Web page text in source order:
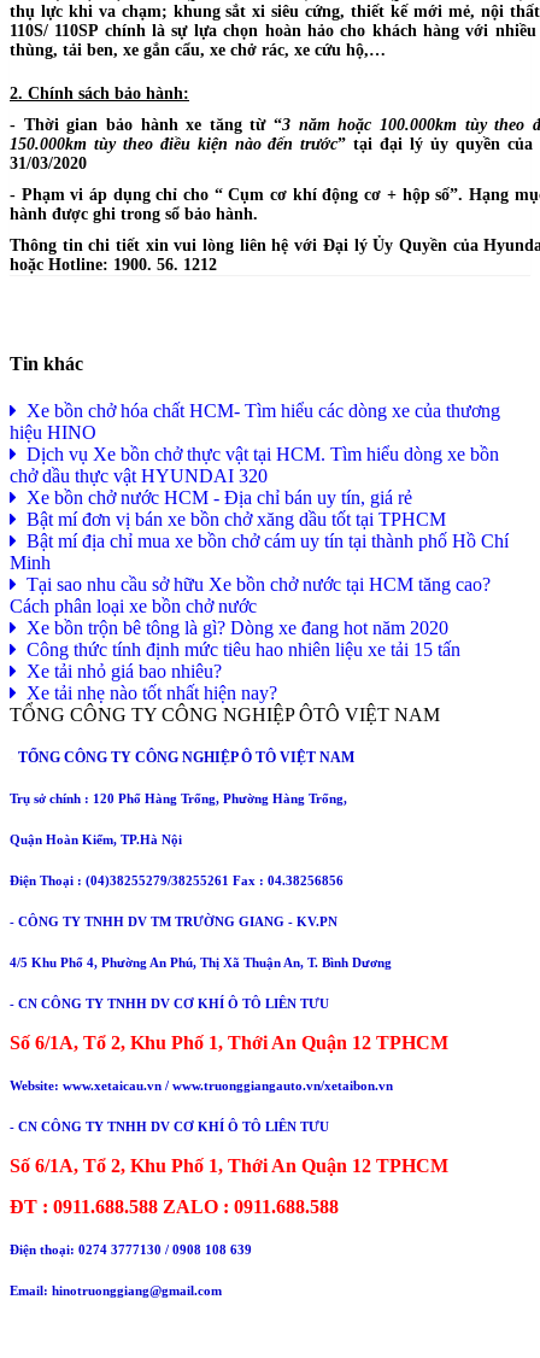
thụ lực khi va chạm; khung sắt xi siêu cứng, thiết kế mới mẻ, nội
110S/ 110SP chính là sự lựa chọn hoàn hảo cho khách hàng với
thùng, tải ben, xe gắn cẩu, xe chở rác, xe cứu hộ,…
2. Chính sách bảo hành:
- Thời gian bảo hành xe tăng từ “3 năm hoặc 100.000km tùy theo
150.000km tùy theo điều kiện nào đến trước” tại đại lý ủy quyền của
31/03/2020
- Phạm vi áp dụng chỉ cho “ Cụm cơ khí động cơ + hộp số”. Hạng
hành được ghi trong sổ bảo hành.
Thông tin chi tiết xin vui lòng liên hệ với Đại lý Ủy Quyền của
hoặc Hotline: 1900. 56. 1212
Tin khác
Xe bồn chở hóa chất HCM- Tìm hiểu các dòng xe của thương
hiệu HINO
Dịch vụ Xe bồn chở thực vật tại HCM. Tìm hiểu dòng xe bồn
chở dầu thực vật HYUNDAI 320
Xe bồn chở nước HCM - Địa chỉ bán uy tín, giá rẻ
Bật mí đơn vị bán xe bồn chở xăng dầu tốt tại TPHCM
Bật mí địa chỉ mua xe bồn chở cám uy tín tại thành phố Hồ Chí
Minh
Tại sao nhu cầu sở hữu Xe bồn chở nước tại HCM tăng cao?
Cách phân loại xe bồn chở nước
Xe bồn trộn bê tông là gì? Dòng xe đang hot năm 2020
Công thức tính định mức tiêu hao nhiên liệu xe tải 15 tấn
Xe tải nhỏ giá bao nhiêu?
Xe tải nhẹ nào tốt nhất hiện nay?
TỔNG CÔNG TY CÔNG NGHIỆP ÔTÔ VIỆT NAM
TỔNG CÔNG TY CÔNG NGHIỆP Ô TÔ VIỆT NAM
Trụ sở chính : 120 Phố Hàng Trống, Phường Hàng Trống,
Quận Hoàn Kiếm, TP.Hà Nội
Điện Thoại : (04)38255279/38255261 Fax : 04.38256856
- CÔNG TY TNHH DV TM TRƯỜNG GIANG - KV.PN
4/5 Khu Phố 4, Phường An Phú, Thị Xã Thuận An, T. Bình Dương
- CN CÔNG TY TNHH DV CƠ KHÍ Ô TÔ LIÊN TƯU
Số 6/1A, Tổ 2, Khu Phố 1, Thới An Quận 12 TPHCM
Website: www.xetaicau.vn / www.truonggiangauto.vn/xetaibon.vn
- CN CÔNG TY TNHH DV CƠ KHÍ Ô TÔ LIÊN TƯU
Số 6/1A, Tổ 2, Khu Phố 1, Thới An Quận 12 TPHCM
ĐT : 0911.688.588 ZALO : 0911.688.588
Điện thoại: 0274 3777130 / 0908 108 639
Email: hinotruonggiang@gmail.com